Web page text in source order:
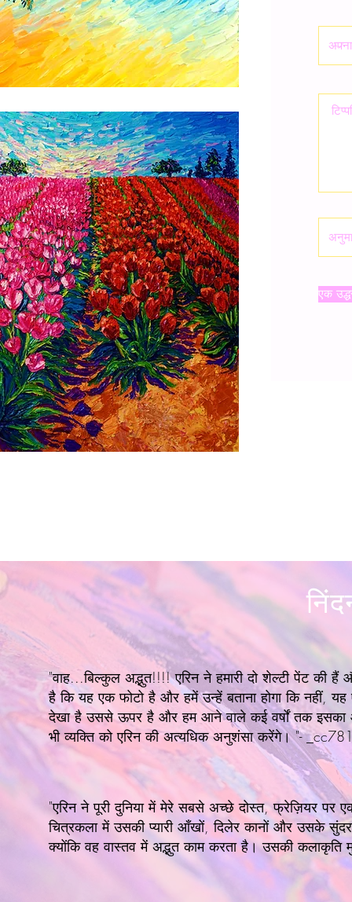
एक
"वाह...बिल्कुल अद्भुत!!!! एरिन ने हमारी दो शेल्टी पेंट की हैं
है कि यह एक फोटो है और हमें उन्हें बताना होगा कि नहीं,
देखा है उससे ऊपर है और हम आने वाले कई वर्षों तक
भी व्यक्ति को एरिन की अत्यधिक अनुशंसा करेंगे। "-
"एरिन ने पूरी दुनिया में मेरे सबसे अच्छे दोस्त, फ्रेज़ियर पर
चित्रकला में उसकी प्यारी आँखों, दिलेर कानों और उसके
क्योंकि वह वास्तव में अद्भुत काम करता है। उसकी